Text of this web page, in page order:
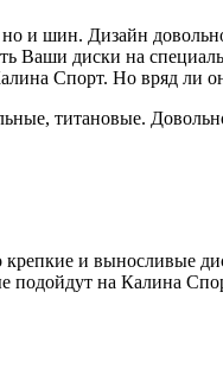
но и шин. Дизайн
Ваши диски на
Спорт. Но вряд ли
титановые.
крепкие и выносливые
на Калина